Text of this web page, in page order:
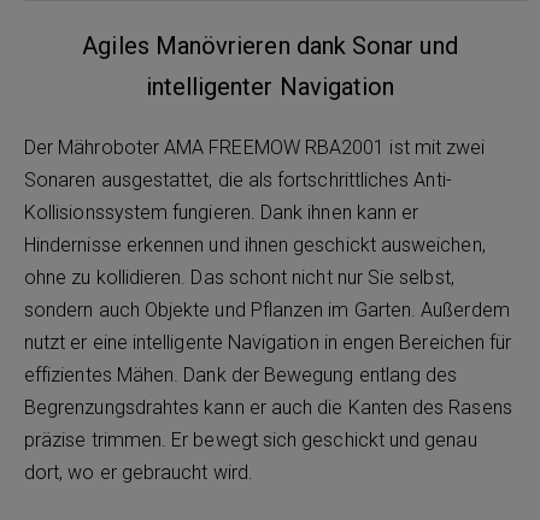
Agiles Manövrieren dank Sonar und
intelligenter Navigation
Der Mähroboter AMA FREEMOW RBA2001 ist mit zwei
Sonaren ausgestattet, die als fortschrittliches Anti-
Kollisionssystem fungieren. Dank ihnen kann er
Hindernisse erkennen und ihnen geschickt ausweichen,
ohne zu kollidieren. Das schont nicht nur Sie selbst,
sondern auch Objekte und Pflanzen im Garten. Außerdem
nutzt er eine intelligente Navigation in engen Bereichen für
effizientes Mähen. Dank der Bewegung entlang des
Begrenzungsdrahtes kann er auch die Kanten des Rasens
präzise trimmen. Er bewegt sich geschickt und genau
dort, wo er gebraucht wird.